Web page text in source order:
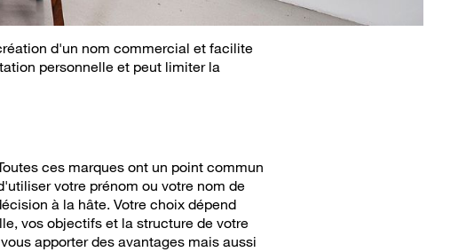
d'un nom commercial et facilite
personnelle et peut limiter la
ces marques ont un point commun
votre prénom ou votre nom de
à la hâte. Votre choix dépend
vos objectifs et la structure de votre
apporter des avantages mais aussi